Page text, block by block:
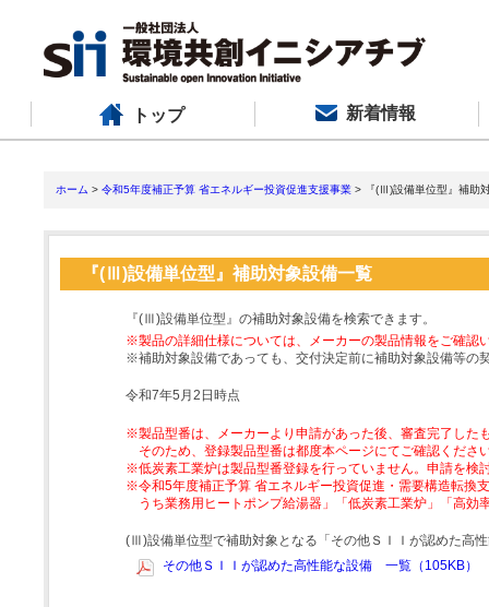
トップ 新着情報
ホーム > 令和5年度補正予算 省エネルギー投資促進支援事業 > 『(Ⅲ)設備単位型』補助
『(Ⅲ)設備単位型』補助対象設備一覧
『(Ⅲ)設備単位型』の補助対象設備を検索できます。
※製品の詳細仕様については、メーカーの製品情報をご確認
※補助対象設備であっても、交付決定前に補助対象設備等の
令和7年5月2日時点
※製品型番は、メーカーより申請があった後、審査完了した
そのため、登録製品型番は都度本ページにてご確認くださ
※低炭素工業炉は製品型番登録を行っていません。申請を検
※令和5年度補正予算 省エネルギー投資促進・需要構造転換
うち業務用ヒートポンプ給湯器」「低炭素工業炉」「高
(Ⅲ)設備単位型で補助対象となる「その他ＳＩＩが認めた高
その他ＳＩＩが認めた高性能な設備 一覧（105KB）